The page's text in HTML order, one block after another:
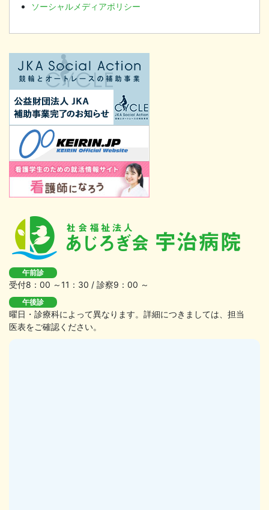
ソーシャルメディアポリシー
午前診
受付8：00 ～11：30 / 診察9：00 ～
午後診
曜日・診療科によって異なります。詳細につきましては、担当
医表をご確認ください。